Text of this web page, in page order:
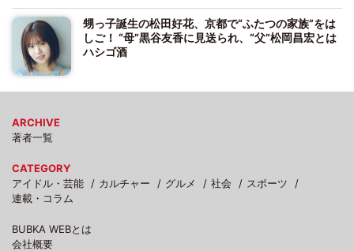
甥っ子誕生の松田好花、京都で“ふたつの家族”をは
しご！ “母”黒谷友香に見送られ、“父”松岡昌宏とは
ハシゴ酒
ARCHIVE
著者一覧
CATEGORY
アイドル・芸能
カルチャー グルメ 社会
スポーツ
連載・コラム
BUBKA WEBとは
会社概要